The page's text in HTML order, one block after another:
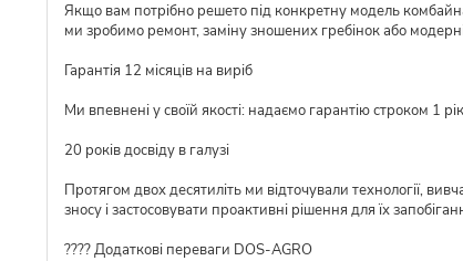
Якщо вам потрібно решето під конкретну модель
ми зробимо ремонт, заміну зношених гребінок або
Гарантія 12 місяців на виріб
Ми впевнені у своїй якості: надаємо гарантію строком 1
20 років досвіду в галузі
Протягом двох десятиліть ми відточували технології,
зносу і застосовувати проактивні рішення для їх
???? Додаткові переваги DOS-AGRO